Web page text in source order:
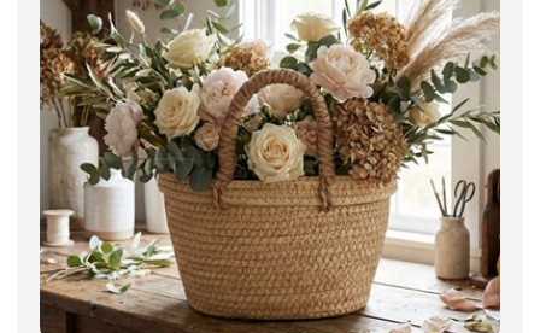
Искусственные цветы и растения
Декоративные вазы, кашпо
Фоамиран
Свечи
Игрушки мягкие